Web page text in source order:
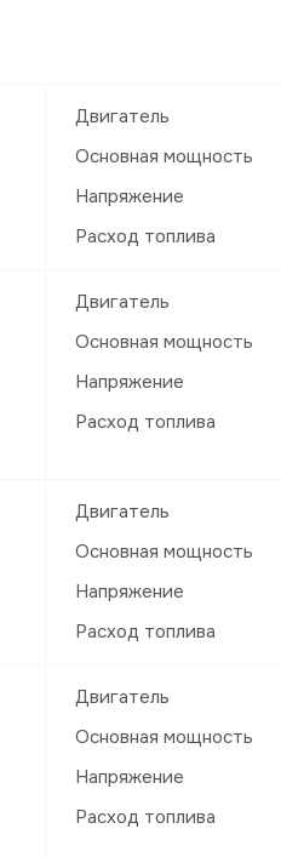
Двигатель
Основная мощность
Напряжение
Расход топлива
Двигатель
Основная мощность
Напряжение
Расход топлива
Двигатель
Основная мощность
Напряжение
Расход топлива
Двигатель
Основная мощность
Напряжение
Расход топлива